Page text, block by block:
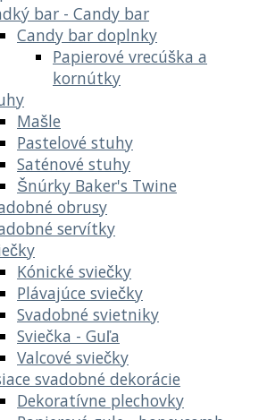
bar - Candy bar
Candy bar doplnky
Papierové vrecúška a
kornútky
Mašle
Pastelové stuhy
Saténové stuhy
Šnúrky Baker's Twine
obrusy
servítky
Kónické sviečky
Plávajúce sviečky
Svadobné svietniky
Sviečka - Guľa
Valcové sviečky
svadobné dekorácie
Dekoratívne plechovky